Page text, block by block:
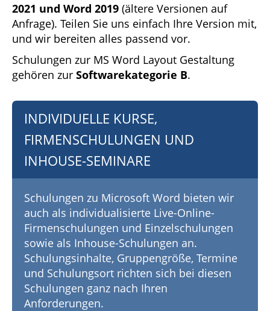
2021 und Word 2019 (ältere Versionen auf
Anfrage). Teilen Sie uns einfach Ihre Version mit,
und wir bereiten alles passend vor.
Schulungen zur MS Word Layout Gestaltung
gehören zur Softwarekategorie B.
INDIVIDUELLE KURSE,
FIRMENSCHULUNGEN UND
INHOUSE-SEMINARE
Schulungen zu Microsoft Word bieten wir
auch als individualisierte Live-Online-
Firmenschulungen und Einzelschulungen
sowie als Inhouse-Schulungen an.
Schulungsinhalte, Gruppengröße, Termine
und Schulungsort richten sich bei diesen
Schulungen ganz nach Ihren
Anforderungen.